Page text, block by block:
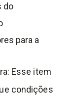
do
para a
Esse item
condições